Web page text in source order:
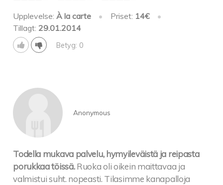
Upplevelse:À la carte • Priset: 14€
•
Tillagt: 29.01.2014
Betyg: 0
Anonymous
Todella mukava palvelu, hymyileväistä ja reipasta
porukkaa töissä. Ruoka oli oikein maittavaa ja
valmistui suht. nopeasti. Tilasimme kanapalloja